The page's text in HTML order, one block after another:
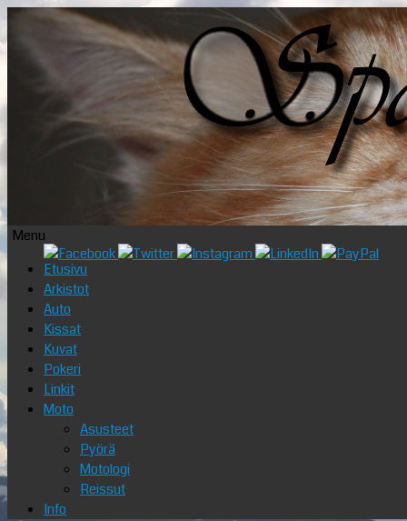
Menu
Skip
content
Etusivu
Arkistot
Auto
Kissat
Kuvat
Pokeri
Linkit
Moto
Asusteet
Pyörä
Motologi
Reissut
Info